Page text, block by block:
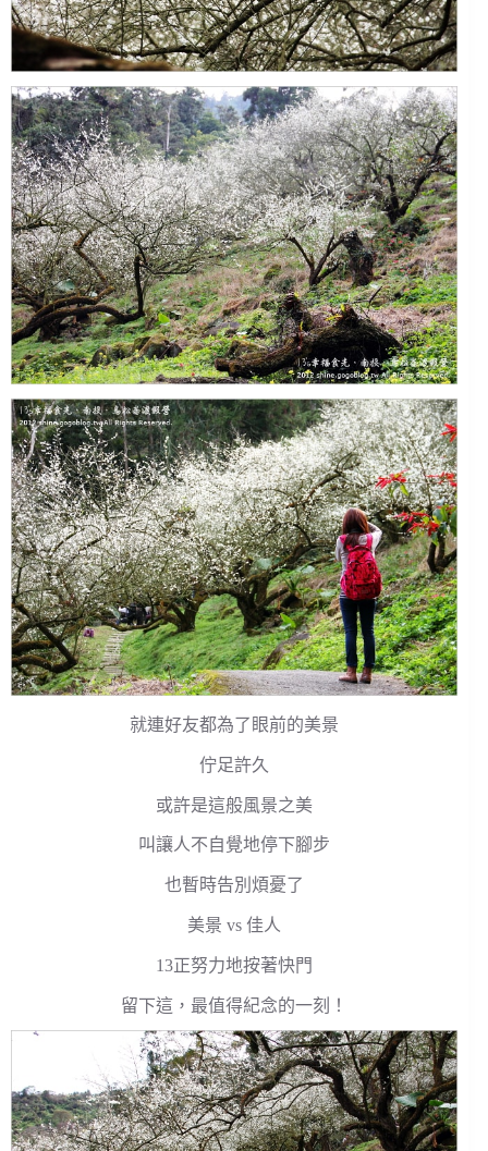
就連好友都為了眼前的美景
佇足許久
或許是這般風景之美
叫讓人不自覺地停下腳步
也暫時告別煩憂了
美景 vs 佳人
13正努力地按著快門
留下這，最值得紀念的一刻！